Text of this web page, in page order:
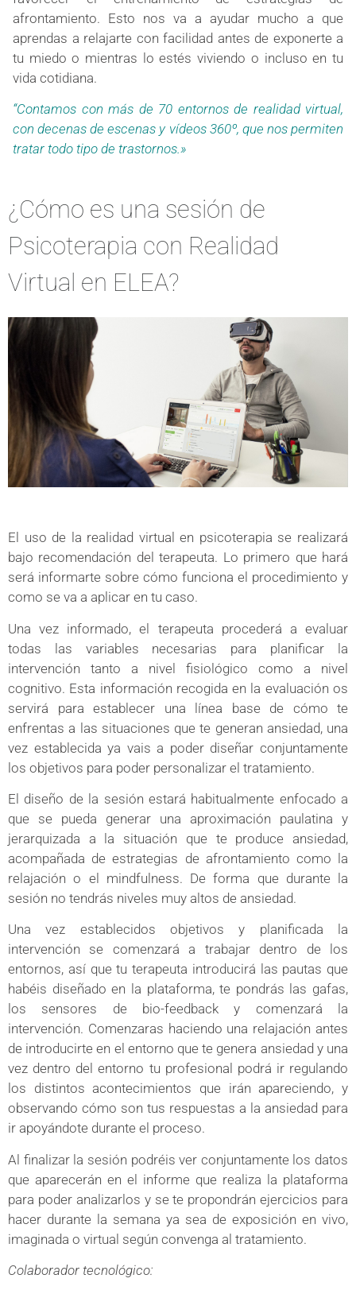
afrontamiento. Esto nos va a ayudar mucho a que
aprendas a relajarte con facilidad antes de exponerte a
tu miedo o mientras lo estés viviendo o incluso en tu
vida cotidiana.
“Contamos con más de 70 entornos de realidad virtual,
con decenas de escenas y vídeos 360º, que nos permiten
tratar todo tipo de trastornos.»
¿Cómo es una sesión de
Psicoterapia con Realidad
Virtual en ELEA?
El uso de la realidad virtual en psicoterapia se realizará
bajo recomendación del terapeuta. Lo primero que hará
será informarte sobre cómo funciona el procedimiento y
como se va a aplicar en tu caso.
Una vez informado, el terapeuta procederá a evaluar
todas las variables necesarias para planificar la
intervención tanto a nivel fisiológico como a nivel
cognitivo. Esta información recogida en la evaluación os
servirá para establecer una línea base de cómo te
enfrentas a las situaciones que te generan ansiedad, una
vez establecida ya vais a poder diseñar conjuntamente
los objetivos para poder personalizar el tratamiento.
El diseño de la sesión estará habitualmente enfocado a
que se pueda generar una aproximación paulatina y
jerarquizada a la situación que te produce ansiedad,
acompañada de estrategias de afrontamiento como la
relajación o el mindfulness. De forma que durante la
sesión no tendrás niveles muy altos de ansiedad.
Una vez establecidos objetivos y planificada la
intervención se comenzará a trabajar dentro de los
entornos, así que tu terapeuta introducirá las pautas que
habéis diseñado en la plataforma, te pondrás las gafas,
los sensores de bio-feedback y comenzará la
intervención. Comenzaras haciendo una relajación antes
de introducirte en el entorno que te genera ansiedad y una
vez dentro del entorno tu profesional podrá ir regulando
los distintos acontecimientos que irán apareciendo, y
observando cómo son tus respuestas a la ansiedad para
ir apoyándote durante el proceso.
Al finalizar la sesión podréis ver conjuntamente los datos
que aparecerán en el informe que realiza la plataforma
para poder analizarlos y se te propondrán ejercicios para
hacer durante la semana ya sea de exposición en vivo,
imaginada o virtual según convenga al tratamiento.
Colaborador tecnológico: